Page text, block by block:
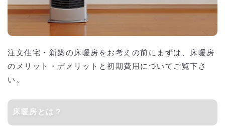
注文住宅・新築の床暖房をお考えの前にまずは、床暖房
のメリット・デメリットと初期費用についてご覧下さ
い。
床暖房とは？